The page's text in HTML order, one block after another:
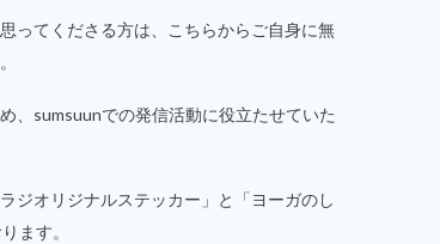
ってくださる方は、こちらからご自身に無
、sumsuunでの発信活動に役立たせていた
ジオリジナルステッカー」と「ヨーガのし
ます。